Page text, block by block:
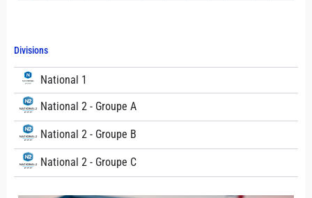
Divisions
National 1
National 2 - Groupe A
National 2 - Groupe B
National 2 - Groupe C